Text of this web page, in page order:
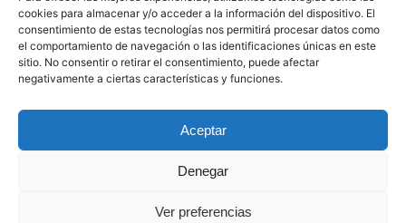
cookies para almacenar y/o acceder a la información del dispositivo. El
consentimiento de estas tecnologías nos permitirá procesar datos como
el comportamiento de navegación o las identificaciones únicas en este
sitio. No consentir o retirar el consentimiento, puede afectar
negativamente a ciertas características y funciones.
Aceptar
Denegar
Ver preferencias
Canaria. -España-
Móvil:693812208
Política de Privacidad|Política de Cookies